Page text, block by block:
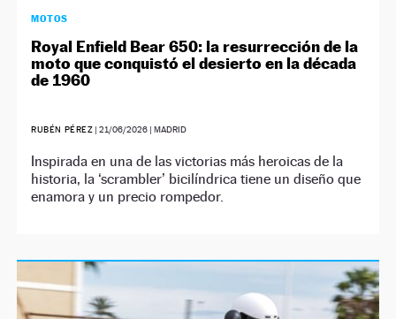
MOTOS
Royal Enfield Bear 650: la resurrección de la
moto que conquistó el desierto en la década
de 1960
RUBÉN PÉREZ |21/06/2026 | MADRID
Inspirada en una de las victorias más heroicas de la
historia, la ‘scrambler’ bicilíndrica tiene un diseño que
enamora y un precio rompedor.